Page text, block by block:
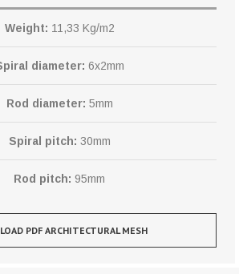
Weight: 11,33 Kg/m2
diameter: 6x2mm
Rod diameter: 5mm
Spiral pitch: 30mm
Rod pitch: 95mm
PDF ARCHITECTURAL MESH